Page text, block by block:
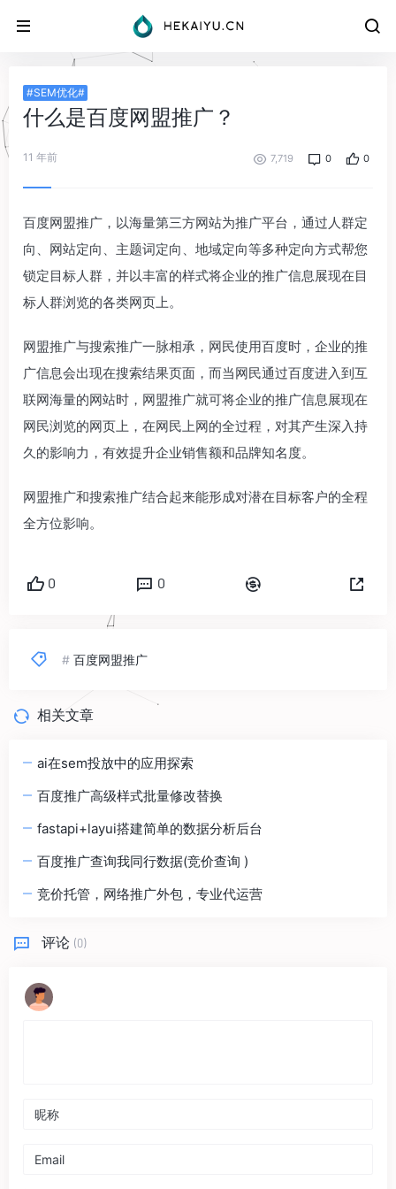
#SEM优化#
什么是百度网盟推广？
11 年前 7,719 0 0
百度网盟推广，以海量第三方网站为推广平台，通过人群定
向、网站定向、主题词定向、地域定向等多种定向方式帮您
锁定目标人群，并以丰富的样式将企业的推广信息展现在目
标人群浏览的各类网页上。
网盟推广与搜索推广一脉相承，网民使用百度时，企业的推
广信息会出现在搜索结果页面，而当网民通过百度进入到互
联网海量的网站时，网盟推广就可将企业的推广信息展现在
网民浏览的网页上，在网民上网的全过程，对其产生深入持
久的影响力，有效提升企业销售额和品牌知名度。
网盟推广和搜索推广结合起来能形成对潜在目标客户的全程
全方位影响。
0 0
# 百度网盟推广
相关文章
ai在sem投放中的应用探索
百度推广高级样式批量修改替换
fastapi+layui搭建简单的数据分析后台
百度推广查询我同行数据(竞价查询 )
竞价托管，网络推广外包，专业代运营
评论 (0)